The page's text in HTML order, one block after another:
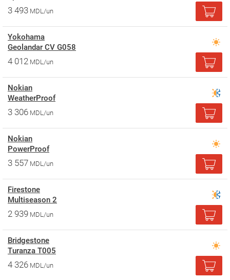
3 493 MDL/un
Yokohama
Geolandar CV G058
4 012 MDL/un
Nokian
WeatherProof
3 306 MDL/un
Nokian
PowerProof
3 557 MDL/un
Firestone
Multiseason 2
2 939 MDL/un
Bridgestone
Turanza T005
4 326 MDL/un